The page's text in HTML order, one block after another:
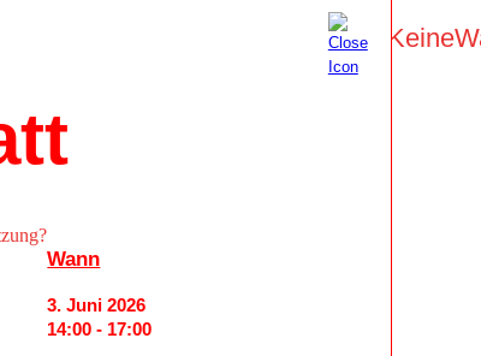
Wann
3. Juni 2026
14:00 - 17:00